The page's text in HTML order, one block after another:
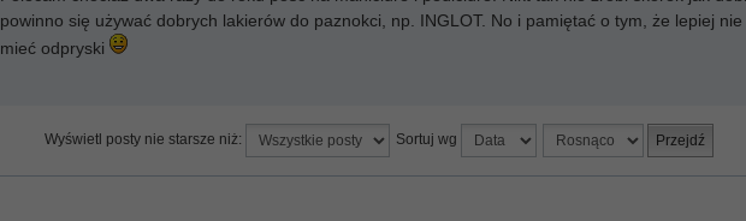
powinno się używać dobrych lakierów do paznokci, np. INGLOT. No i pamiętać o tym, że lepiej
mieć odpryski
Wyświetl posty nie starsze niż: Sortuj wg